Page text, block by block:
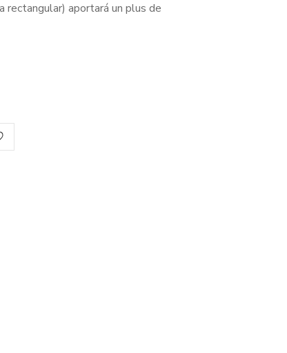
rectangular) aportará un plus de